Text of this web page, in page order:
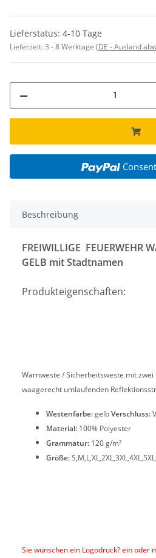
Lieferstatus: 4-10 Tage
Lieferzeit:3 - 8 Werktage (DE - Ausland
Beschreibung
FREIWILLIGE FEUERWEHR
GELB mit Stadtnamen
Produkteigenschaften:
Warnweste / Sicherheitsweste mit
waagerecht umlaufenden
Westenfarbe:gelbVerschluss:
Material: 100% Polyester
Grammatur: 120 g/m²
Größe:
Sie wünschen ein Logodruck? ein oder